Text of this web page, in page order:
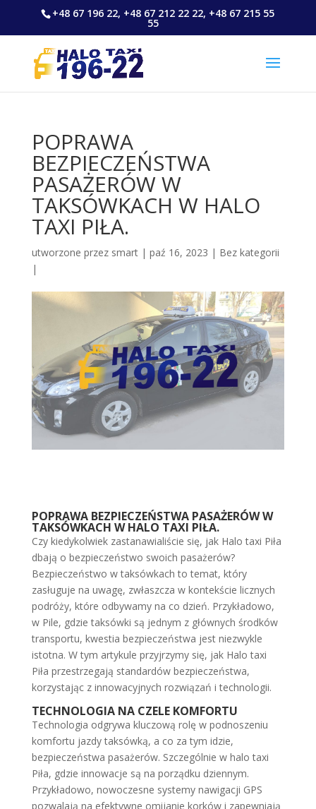
+48 67 196 22, +48 67 212 22 22, +48 67 215 55
55
POPRAWA
BEZPIECZEŃSTWA
PASAŻERÓW W
TAKSÓWKACH W HALO
TAXI PIŁA.
utworzone przez smart| paź 16, 2023 | Bez kategorii
|
POPRAWA BEZPIECZEŃSTWA PASAŻERÓW W
TAKSÓWKACH W HALO TAXI PIŁA.
Czy kiedykolwiek zastanawialiście się, jak Halo taxi Piła
dbają o bezpieczeństwo swoich pasażerów?
Bezpieczeństwo w taksówkach to temat, który
zasługuje na uwagę, zwłaszcza w kontekście licznych
podróży, które odbywamy na co dzień. Przykładowo,
w Pile, gdzie taksówki są jednym z głównych środków
transportu, kwestia bezpieczeństwa jest niezwykle
istotna. W tym artykule przyjrzymy się, jak Halo taxi
Piła przestrzegają standardów bezpieczeństwa,
korzystając z innowacyjnych rozwiązań i technologii.
TECHNOLOGIA NA CZELE KOMFORTU
Technologia odgrywa kluczową rolę w podnoszeniu
komfortu jazdy taksówką, a co za tym idzie,
bezpieczeństwa pasażerów. Szczególnie w halo taxi
Piła, gdzie innowacje są na porządku dziennym.
Przykładowo, nowoczesne systemy nawigacji GPS
pozwalają na efektywne omijanie korków i zapewniają